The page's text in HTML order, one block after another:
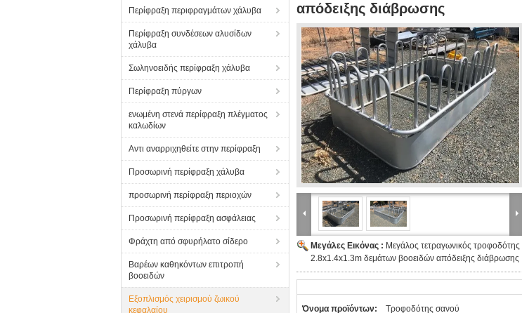
Περίφραξη περιφραγμάτων χάλυβα
Περίφραξη συνδέσεων αλυσίδων
χάλυβα
Σωληνοειδής περίφραξη χάλυβα
Περίφραξη πύργων
ενωμένη στενά περίφραξη πλέγματος
καλωδίων
Αντι αναρριχηθείτε στην περίφραξη
Προσωρινή περίφραξη χάλυβα
προσωρινή περίφραξη περιοχών
Προσωρινή περίφραξη ασφάλειας
Φράχτη από σφυρήλατο σίδερο
Βαρέων καθηκόντων επιτροπή
βοοειδών
Εξοπλισμός χειρισμού ζωικού
κεφαλαίου
απόδειξης διάβρωσης
Μεγάλες Εικόνας : Μεγάλος τετραγωνικός τροφοδότης
2.8x1.4x1.3m δεμάτων βοοειδών απόδειξης διάβρωσης
Όνομα προϊόντων: Τροφοδότης σανού